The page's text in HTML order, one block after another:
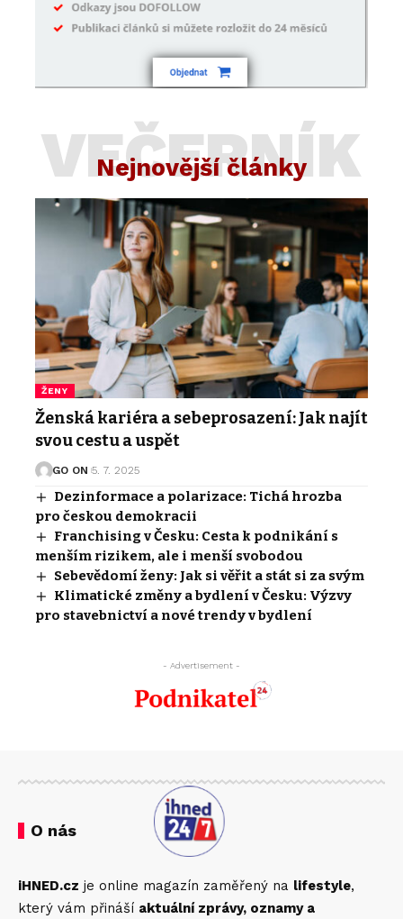
Nejnovější články
VEČERNÍK
ŽENY
Ženská kariéra a sebeprosazení: Jak najít
svou cestu a uspět
GO ON 5. 7. 2025
Dezinformace a polarizace: Tichá hrozba
pro českou demokracii
Franchising v Česku: Cesta k podnikání s
menším rizikem, ale i menší svobodou
Sebevědomí ženy: Jak si věřit a stát si za svým
Klimatické změny a bydlení v Česku: Výzvy
pro stavebnictví a nové trendy v bydlení
- Advertisement -
O nás
iHNED.cz je online magazín zaměřený na lifestyle,
který vám přináší aktuální zprávy, oznamy a